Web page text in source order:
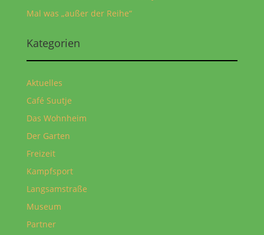
Mal was „außer der Reihe“
Kategorien
Aktuelles
Café Suutje
Das Wohnheim
Der Garten
Freizeit
Kampfsport
Langsamstraße
Museum
Partner